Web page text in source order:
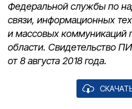
Федеральной службы по
связи, информационных
и массовых коммуникаций
области. Свидетельство
от 8 августа 2018 года.